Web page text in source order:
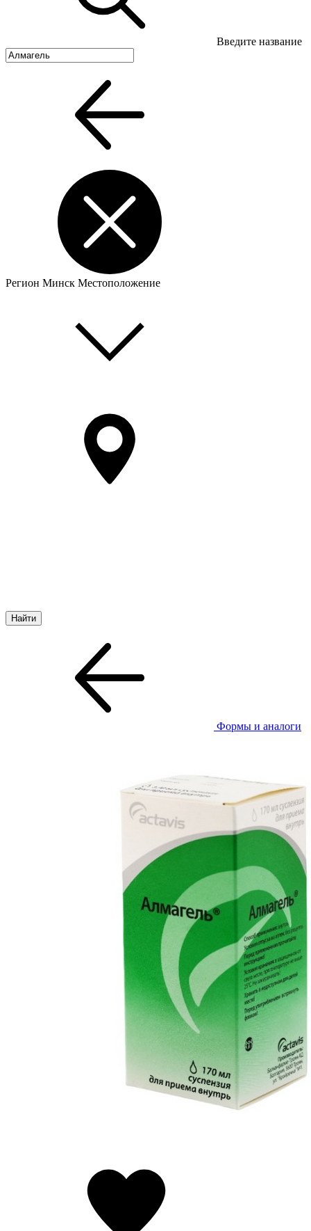
Введите название
Регион Минск Местоположение
Формы и аналоги